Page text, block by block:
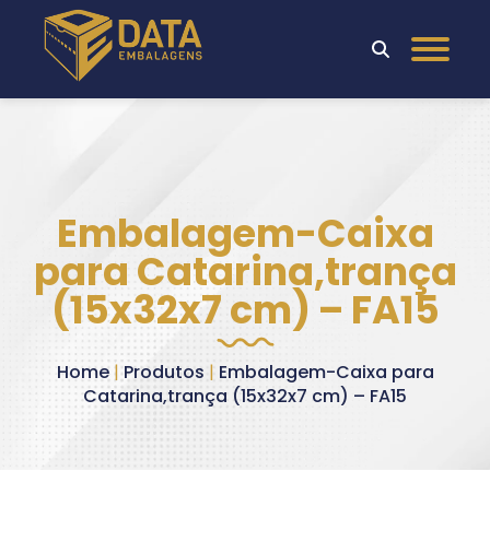
Embalagem-Caixa
para Catarina,trança
(15x32x7 cm) – FA15
Home|Produtos | Embalagem-Caixa para
Catarina,trança (15x32x7 cm) – FA15